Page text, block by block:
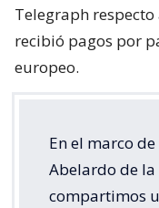
Telegraph
recibió pagos por
europeo.
En el marco
Abelardo de la
compartimos